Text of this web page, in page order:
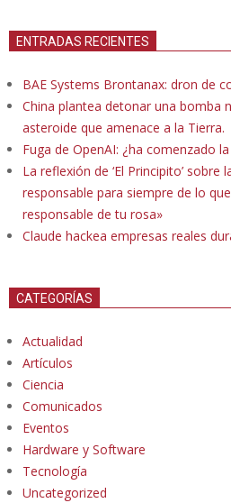
ENTRADAS RECIENTES
BAE Systems Brontanax: dron de
China plantea detonar una bomba
asteroide que amenace a la Tierra.
Fuga de OpenAI: ¿ha comenzado
La reflexión de ‘El Principito’ sobre
responsable para siempre de lo
responsable de tu rosa»
Claude hackea empresas reales
CATEGORÍAS
Actualidad
Artículos
Ciencia
Comunicados
Eventos
Hardware y Software
Tecnología
Uncategorized